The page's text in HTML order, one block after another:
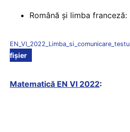
Română și limba franceză:
fișier
Matematică EN VI 2022: